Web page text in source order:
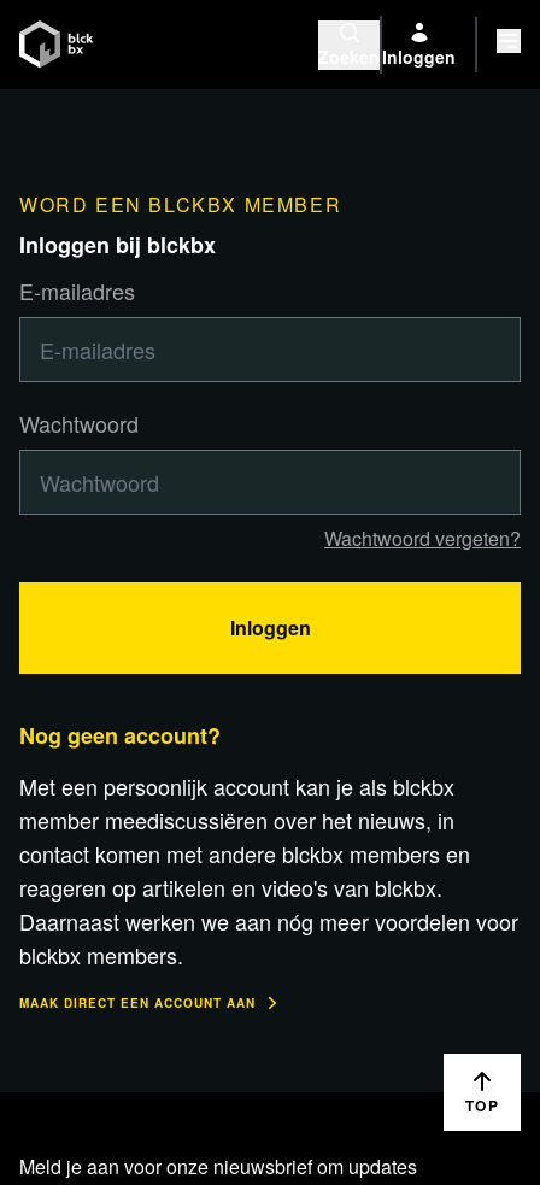
Inloggen
WORD EEN BLCKBX MEMBER
Inloggen bij blckbx
E-mailadres
Wachtwoord
Wachtwoord vergeten?
Inloggen
Nog geen account?
Met een persoonlijk account kan je als blckbx
member meediscussiëren over het nieuws, in
contact komen met andere blckbx members en
reageren op artikelen en video's van blckbx.
Daarnaast werken we aan nóg meer voordelen voor
blckbx members.
MAAK DIRECT EEN ACCOUNT AAN
TOP
Meld je aan voor onze nieuwsbrief om updates